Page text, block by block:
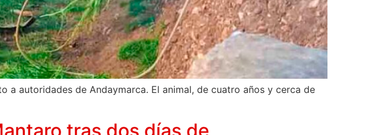
autoridades de Andaymarca. El animal, de cuatro años y cerca de
tras dos días de